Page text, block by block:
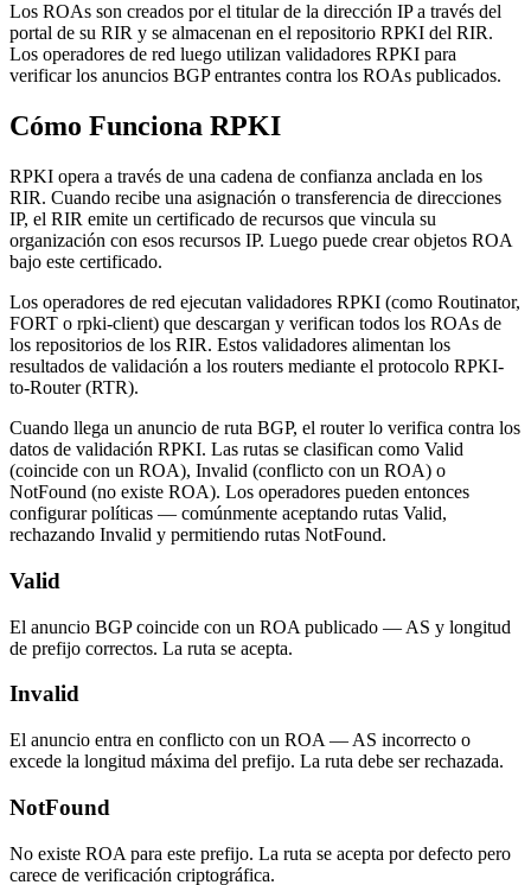
Los ROAs son creados por el titular de la dirección IP a través del
portal de su RIR y se almacenan en el repositorio RPKI del RIR.
Los operadores de red luego utilizan validadores RPKI para
verificar los anuncios BGP entrantes contra los ROAs publicados.
Cómo Funciona RPKI
RPKI opera a través de una cadena de confianza anclada en los
RIR. Cuando recibe una asignación o transferencia de direcciones
IP, el RIR emite un certificado de recursos que vincula su
organización con esos recursos IP. Luego puede crear objetos ROA
bajo este certificado.
Los operadores de red ejecutan validadores RPKI (como Routinator,
FORT o rpki-client) que descargan y verifican todos los ROAs de
los repositorios de los RIR. Estos validadores alimentan los
resultados de validación a los routers mediante el protocolo RPKI-
to-Router (RTR).
Cuando llega un anuncio de ruta BGP, el router lo verifica contra los
datos de validación RPKI. Las rutas se clasifican como Valid
(coincide con un ROA), Invalid (conflicto con un ROA) o
NotFound (no existe ROA). Los operadores pueden entonces
configurar políticas — comúnmente aceptando rutas Valid,
rechazando Invalid y permitiendo rutas NotFound.
Valid
El anuncio BGP coincide con un ROA publicado — AS y longitud
de prefijo correctos. La ruta se acepta.
Invalid
El anuncio entra en conflicto con un ROA — AS incorrecto o
excede la longitud máxima del prefijo. La ruta debe ser rechazada.
NotFound
No existe ROA para este prefijo. La ruta se acepta por defecto pero
carece de verificación criptográfica.